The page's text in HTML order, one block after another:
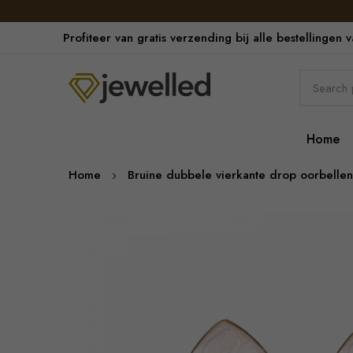
Profiteer van gratis verzending bij alle bestellingen
Home
Home Bruine dubbele vierkante drop oorbellen